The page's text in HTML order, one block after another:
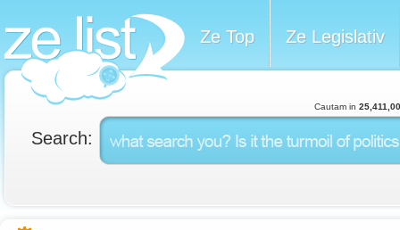
Ze Top Ze Legislativ
Cautam in
Search: